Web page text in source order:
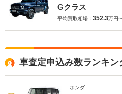
Gクラス
平均買取相場： 352.3万円
車査定申込み数ランキン
ホンダ